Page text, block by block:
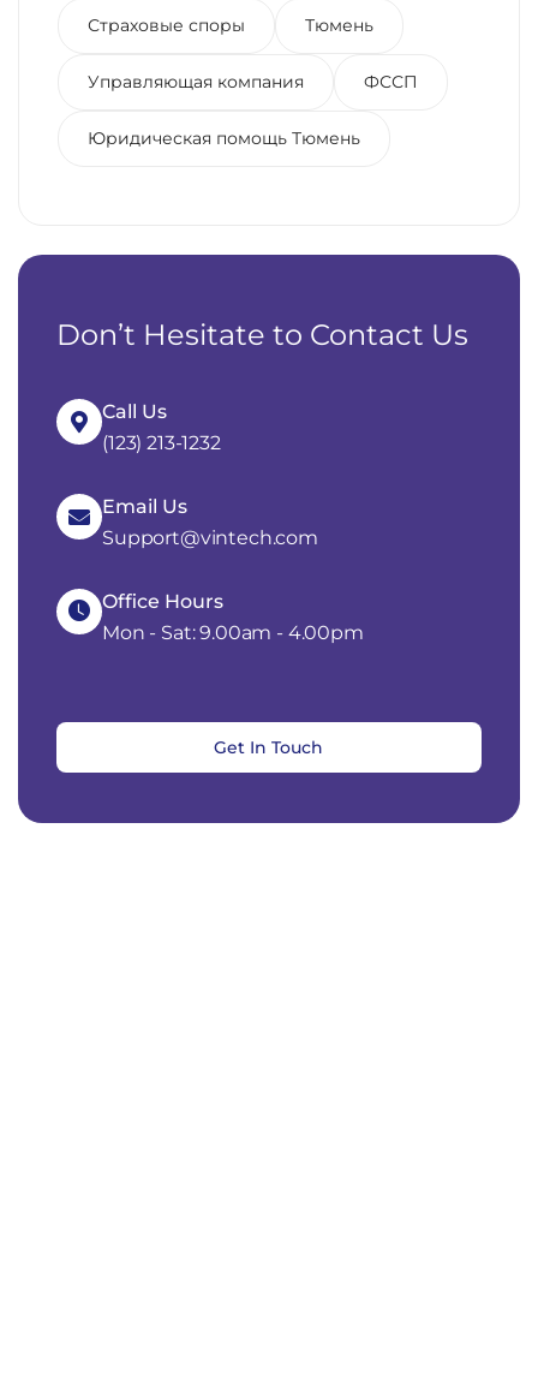
Страховые споры Тюмень
Управляющая компания ФССП
Юридическая помощь Тюмень
Don’t Hesitate to Contact Us
Call Us
(123) 213-1232
Email Us
Support@vintech.com
Office Hours
Mon - Sat: 9.00am - 4.00pm